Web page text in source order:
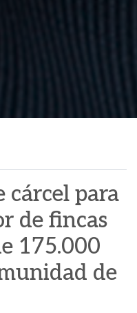
cárcel para
de fincas
175.000
de